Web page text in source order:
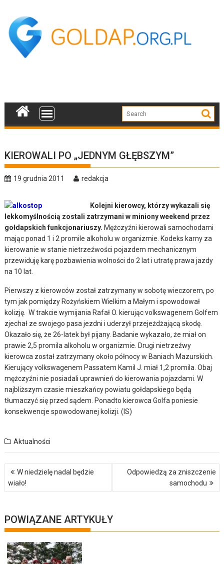
content
KIEROWALI PO „JEDNYM GŁĘBSZYM”
19 grudnia 2011 redakcja
Kolejni kierowcy, którzy wykazali się
lekkomyślnością zostali zatrzymani w miniony weekend przez
gołdapskich funkcjonariuszy.Mężczyźni kierowali samochodami
mając ponad 1 i 2 promile alkoholu w organizmie. Kodeks karny za
kierowanie w stanie nietrzeźwości pojazdem mechanicznym
przewiduję karę pozbawienia wolności do 2 lat i utratę prawa jazdy
na 10 lat.
Pierwszy z kierowców został zatrzymany w sobotę wieczorem, po
tym jak pomiędzy Rożyńskiem Wielkim a Małym i spowodował
kolizję. W trakcie wymijania Rafał O. kierując volkswagenem Golfem
zjechał ze swojego pasa jezdni i uderzył przejeżdżającą skodę.
Okazało się, że 26-latek był pijany. Badanie wykazało, że miał on
prawie 2,5 promila alkoholu w organizmie. Drugi nietrzeźwy
kierowca został zatrzymany około północy w Baniach Mazurskich.
Kierujący volkswagenem Passatem Kamil J. miał 1,2 promila. Obaj
mężczyźni nie posiadali uprawnień do kierowania pojazdami. W
najbliższym czasie mieszkańcy powiatu gołdapskiego będą
tłumaczyć się przed sądem. Ponadto kierowca Golfa poniesie
konsekwencje spowodowanej kolizji. (IS)
Aktualności
Nawigacja
wpisu
W niedzielę nadal będzie
wiało!
Odpowiedzą za zniszczenie
samochodu
POWIĄZANE ARTYKUŁY